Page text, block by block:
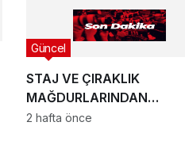
STAJ VE ÇIRAKLIK
MAĞDURLARINDAN
ANKARA’YA YÜKSEK SESLİ
Güncel
2 hafta önce